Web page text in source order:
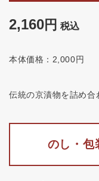
2,160 税込
本体価格：2,000円
伝統の京漬物を詰め合
のし・包